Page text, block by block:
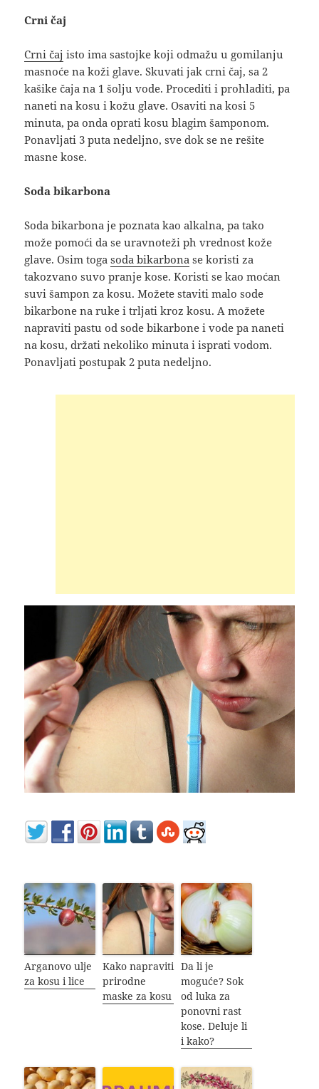
Crni čaj
Crni čaj isto ima sastojke koji odmažu u gomilanju
masnoće na koži glave. Skuvati jak crni čaj, sa 2
kašike čaja na 1 šolju vode. Procediti i prohladiti, pa
naneti na kosu i kožu glave. Osaviti na kosi 5
minuta, pa onda oprati kosu blagim šamponom.
Ponavljati 3 puta nedeljno, sve dok se ne rešite
masne kose.
Soda bikarbona
Soda bikarbona je poznata kao alkalna, pa tako
može pomoći da se uravnoteži ph vrednost kože
glave. Osim togasoda bikarbona se koristi za
takozvano suvo pranje kose. Koristi se kao moćan
suvi šampon za kosu. Možete staviti malo sode
bikarbone na ruke i trljati kroz kosu. A možete
napraviti pastu od sode bikarbone i vode pa naneti
na kosu, držati nekoliko minuta i isprati vodom.
Ponavljati postupak 2 puta nedeljno.
Arganovo ulje
za kosu i lice
Kako napraviti
prirodne
maske za kosu
Da li je
moguće? Sok
od luka za
ponovni rast
kose. Deluje li
i kako?